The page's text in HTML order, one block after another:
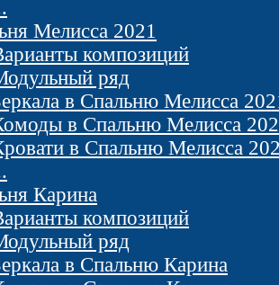
Мелисса 2021
композиций
ряд
в Спальню Мелисса
в Спальню Мелисса
в Спальню Мелисса
Карина
композиций
ряд
в Спальню Карина